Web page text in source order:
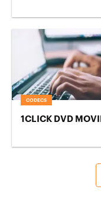
CODECS
1CLICK DVD